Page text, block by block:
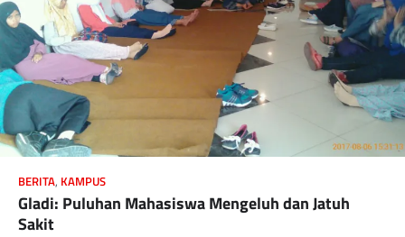
BERITA, KAMPUS
Gladi: Puluhan Mahasiswa Mengeluh dan Jatuh
Sakit